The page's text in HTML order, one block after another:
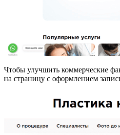
Чтобы улучшить коммерческие
на страницу с оформлением